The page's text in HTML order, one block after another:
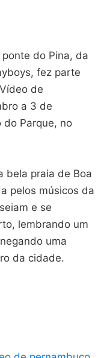
do Pina, da
fez parte
de
a 3 de
Parque, no
bela praia de Boa
pelos músicos da
e se
lembrando um
uma
da cidade.